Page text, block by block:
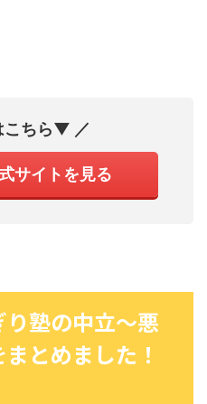
ちら▼ ／
サイトを見る
り塾の中立〜悪
とめました！